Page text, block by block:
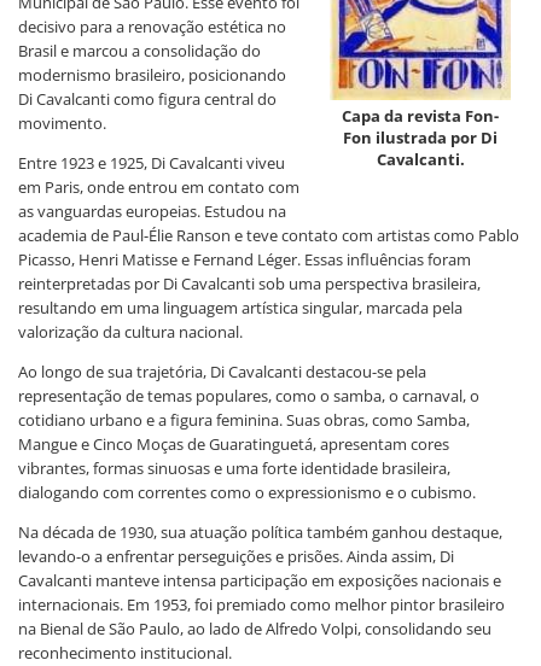
Capa da revista Fon-
Fon ilustrada por Di
Cavalcanti.
decisivo para a renovação estética no
Brasil e marcou a consolidação do
modernismo brasileiro, posicionando
Di Cavalcanti como figura central do
movimento.
Entre 1923 e 1925, Di Cavalcanti viveu
em Paris, onde entrou em contato com
as vanguardas europeias. Estudou na
academia de Paul-Élie Ranson e teve contato com artistas como Pablo
Picasso, Henri Matisse e Fernand Léger. Essas influências foram
reinterpretadas por Di Cavalcanti sob uma perspectiva brasileira,
resultando em uma linguagem artística singular, marcada pela
valorização da cultura nacional.
Ao longo de sua trajetória, Di Cavalcanti destacou-se pela
representação de temas populares, como o samba, o carnaval, o
cotidiano urbano e a figura feminina. Suas obras, como Samba,
Mangue e Cinco Moças de Guaratinguetá, apresentam cores
vibrantes, formas sinuosas e uma forte identidade brasileira,
dialogando com correntes como o expressionismo e o cubismo.
Na década de 1930, sua atuação política também ganhou destaque,
levando-o a enfrentar perseguições e prisões. Ainda assim, Di
Cavalcanti manteve intensa participação em exposições nacionais e
internacionais. Em 1953, foi premiado como melhor pintor brasileiro
na Bienal de São Paulo, ao lado de Alfredo Volpi, consolidando seu
reconhecimento institucional.